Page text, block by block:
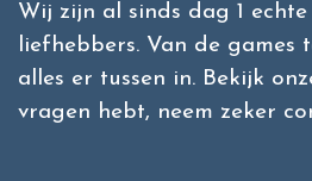
Wij zijn al sinds dag 1 echte
liefhebbers. Van de games
alles er tussen in. Bekijk
vragen hebt, neem zeker